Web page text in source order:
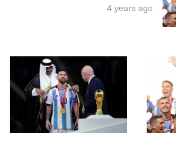
4 years ago